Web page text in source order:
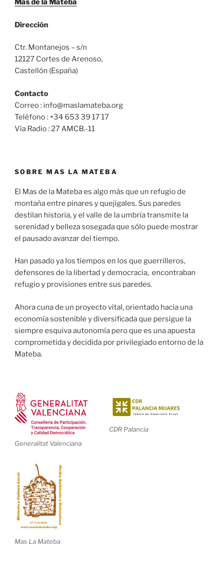
Mas de la Mateba
Dirección
Ctr. Montanejos – s/n
12127 Cortes de Arenoso,
Castellón (España)
Contacto
Correo : info@maslamateba.org
Teléfono : +34 653 39 17 17
Vía Radio : 27 AMCB.-11
SOBRE MAS LA MATEBA
El Mas de la Mateba es algo más que un refugio de
montaña entre pinares y quejigales. Sus paredes
destilan historia, y el valle de la umbría transmite la
serenidad y belleza sosegada que sólo puede mostrar
el pausado avanzar del tiempo.
Han pasado ya los tiempos en los que guerrilleros,
defensores de la libertad y democracia, encontraban
refugio y provisiones entre sus paredes.
Ahora cuna de un proyecto vital, orientado hacia una
economía sostenible y diversificada que persigue la
siempre esquiva autonomía pero que es una apuesta
comprometida y decidida por privilegiado entorno de la
Mateba.
Generalitat Valenciana
CDR Palancia
Mas La Mateba